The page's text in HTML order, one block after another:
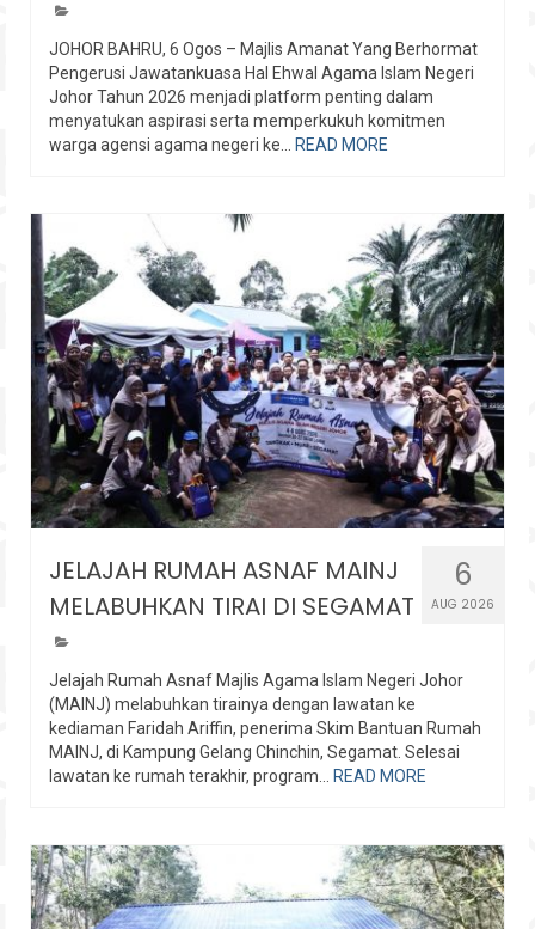
JOHOR BAHRU, 6 Ogos – Majlis Amanat Yang Berhormat
Pengerusi Jawatankuasa Hal Ehwal Agama Islam Negeri
Johor Tahun 2026 menjadi platform penting dalam
menyatukan aspirasi serta memperkukuh komitmen
warga agensi agama negeri ke...
READ MORE
6
AUG 2026
JELAJAH RUMAH ASNAF MAINJ
MELABUHKAN TIRAI DI SEGAMAT
Jelajah Rumah Asnaf Majlis Agama Islam Negeri Johor
(MAINJ) melabuhkan tirainya dengan lawatan ke
kediaman Faridah Ariffin, penerima Skim Bantuan Rumah
MAINJ, di Kampung Gelang Chinchin, Segamat. Selesai
lawatan ke rumah terakhir, program...
READ MORE